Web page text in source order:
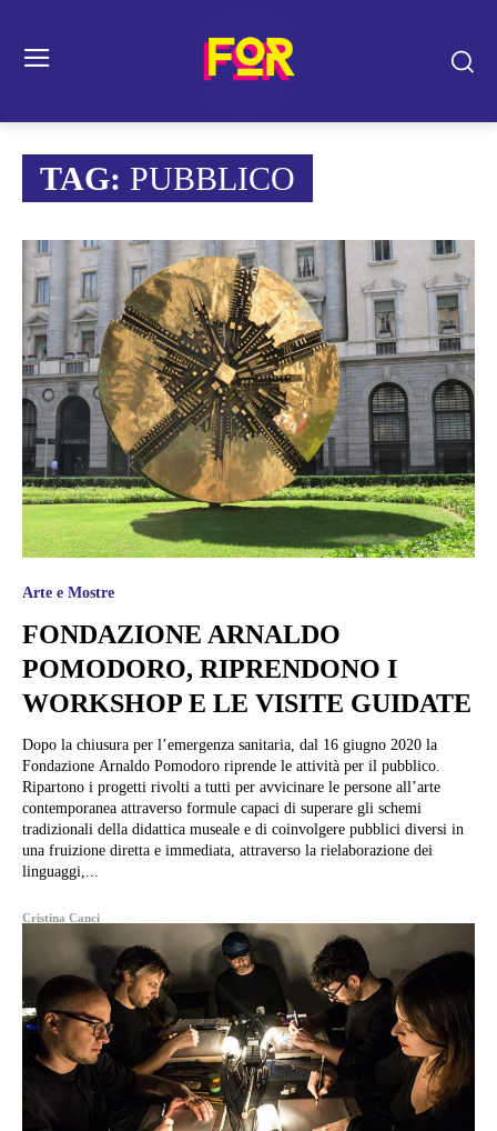
TAG: PUBBLICO
Arte e Mostre
FONDAZIONE ARNALDO
POMODORO, RIPRENDONO I
WORKSHOP E LE VISITE GUIDATE
Dopo la chiusura per l’emergenza sanitaria, dal 16 giugno 2020 la
Fondazione Arnaldo Pomodoro riprende le attività per il pubblico.
Ripartono i progetti rivolti a tutti per avvicinare le persone all’arte
contemporanea attraverso formule capaci di superare gli schemi
tradizionali della didattica museale e di coinvolgere pubblici diversi in
una fruizione diretta e immediata, attraverso la rielaborazione dei
linguaggi,...
Cristina Canci